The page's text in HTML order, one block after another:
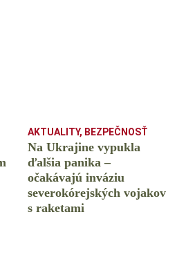
AKTUALITY, BEZPEČNOSŤ
Na Ukrajine vypukla
ďalšia panika –
očakávajú inváziu
severokórejských vojakov
s raketami